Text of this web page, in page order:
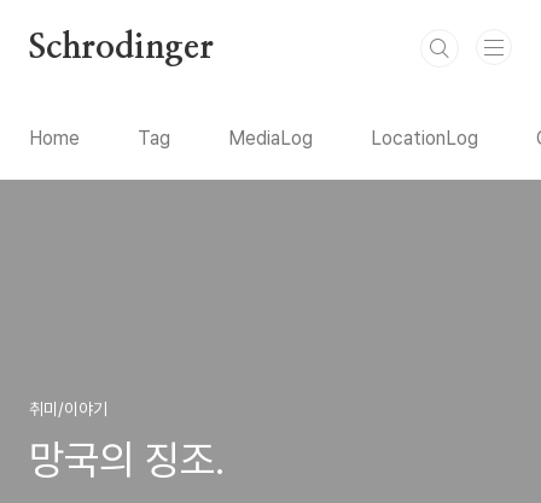
Schrodinger
Home Tag MediaLog LocationLog
취미/이야기
망국의 징조.